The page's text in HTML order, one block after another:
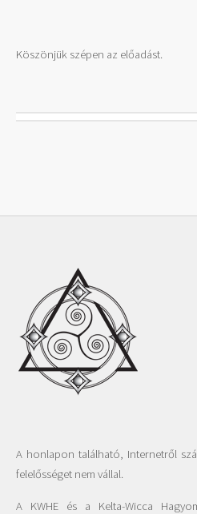
Köszönjük szépen az előadást.
A honlapon található, Internetről
felelősséget nem vállal.
A KWHE és a Kelta-Wicca